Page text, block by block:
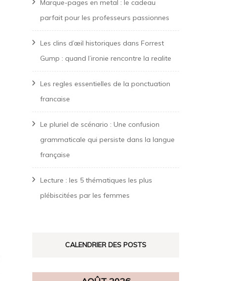
Marque-pages en metal : le cadeau
parfait pour les professeurs passionnes
Les clins d’œil historiques dans Forrest
Gump : quand l’ironie rencontre la realite
Les regles essentielles de la ponctuation
francaise
Le pluriel de scénario : Une confusion
grammaticale qui persiste dans la langue
française
Lecture : les 5 thématiques les plus
plébiscitées par les femmes
CALENDRIER DES POSTS